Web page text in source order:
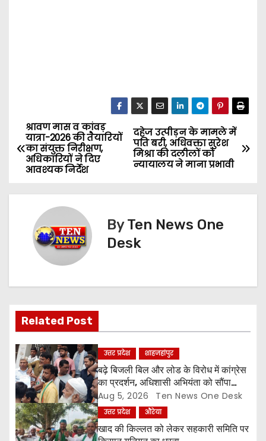
P
o
v
i
g
a
t
i
o
दहेज उत्पीड़न के मामले में
पति बरी, अधिवक्ता सुरेश
मिश्रा की दलीलों को
न्यायालय ने माना प्रभावी
श्रावण मास व कांवड़
यात्रा-2026 की तैयारियों
का संयुक्त निरीक्षण,
अधिकारियों ने दिए
आवश्यक निर्देश
ByTen News One
Desk
Related Post
उत्तर प्रदेश शाहजहांपुर
बढ़े बिजली बिल और लोड के विरोध में कांग्रेस
का प्रदर्शन, अधिशासी अभियंता को सौंपा
ज्ञापन
Aug 5, 2026 Ten News One Desk
उत्तर प्रदेश औरेया
खाद की किल्लत को लेकर सहकारी समिति पर